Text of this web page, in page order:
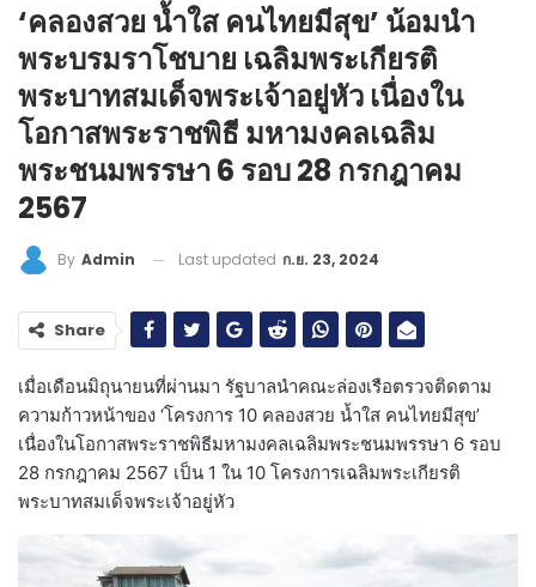
‘คลองสวย น้ำใส คนไทยมีสุข’ น้อมนำ
พระบรมราโชบาย เฉลิมพระเกียรติ
พระบาทสมเด็จพระเจ้าอยู่หัว เนื่องใน
โอกาสพระราชพิธี มหามงคลเฉลิม
พระชนมพรรษา 6 รอบ 28 กรกฎาคม
2567
By Admin Last updated ก.ย. 23, 2024
Share
เมื่อเดือนมิถุนายนที่ผ่านมา รัฐบาลนำคณะล่องเรือตรวจติดตาม
ความก้าวหน้าของ ‘โครงการ 10 คลองสวย น้ำใส คนไทยมีสุข’
เนื่องในโอกาสพระราชพิธีมหามงคลเฉลิมพระชนมพรรษา 6 รอบ
28 กรกฎาคม 2567 เป็น 1 ใน 10 โครงการเฉลิมพระเกียรติ
พระบาทสมเด็จพระเจ้าอยู่หัว